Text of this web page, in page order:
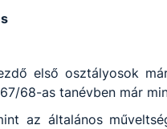
első osztályosok
68-as tanévben már
az általános